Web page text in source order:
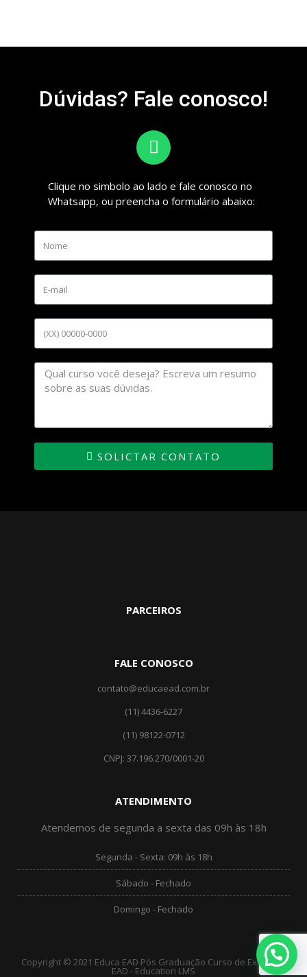
Dúvidas? Fale conosco!
Clique no simbolo ao lado e fale conosco no
Whatsapp, ou preencha o formulário abaixo:
SOLICTAR CONTATO
PARCEIROS
FALE CONOSCO
contato@educaead.com.br
(11) 4436-6227
(11) ‎98122-0712
CNPJ: 37.196.270/0001-20
ATENDIMENTO
Atendemos de segunda a sexta das 09h às 18h
Segunda - Sexta: 09h às 18h
Sábado - Fechado
Domingo - Fechado
Copyright © 2021 Educa EAD Pós Graduação Curso de Extensão
EAD - Education LMS